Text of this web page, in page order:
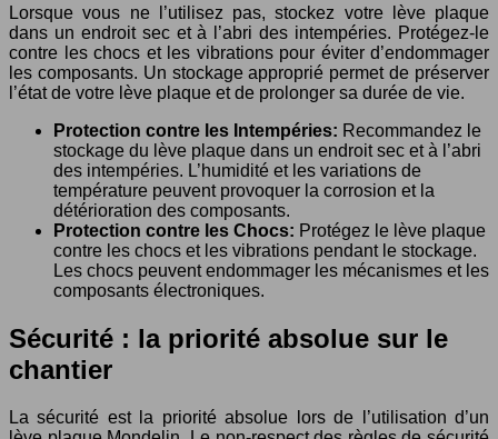
Lorsque vous ne l’utilisez pas, stockez votre lève plaque
dans un endroit sec et à l’abri des intempéries. Protégez-le
contre les chocs et les vibrations pour éviter d’endommager
les composants. Un stockage approprié permet de préserver
l’état de votre lève plaque et de prolonger sa durée de vie.
Protection contre les Intempéries: Recommandez le
stockage du lève plaque dans un endroit sec et à l’abri
des intempéries. L’humidité et les variations de
température peuvent provoquer la corrosion et la
détérioration des composants.
Protection contre les Chocs: Protégez le lève plaque
contre les chocs et les vibrations pendant le stockage.
Les chocs peuvent endommager les mécanismes et les
composants électroniques.
Sécurité : la priorité absolue sur le
chantier
La sécurité est la priorité absolue lors de l’utilisation d’un